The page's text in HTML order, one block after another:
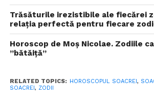
Trăsăturile irezistibile ale fiecărei
relaţia perfectă pentru fiecare
Horoscop de Moș Nicolae. Zodiile
”bătăiță”
RELATED TOPICS: HOROSCOPUL SOACREI,
SOACREI, ZODII